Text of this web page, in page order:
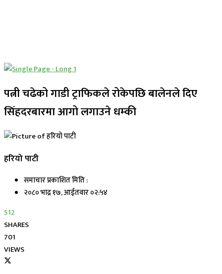
पत्नी चढेको गाडी ट्राफिकले रोकेपछि बालेनले दिए
सिंहदरबारमा आगो लगाउने धम्की
हरियो पाटी
समाचार प्रकाशित मिति :
२०८० भाद्र १७, आईतवार ०२:५४
512
SHARES
701
VIEWS